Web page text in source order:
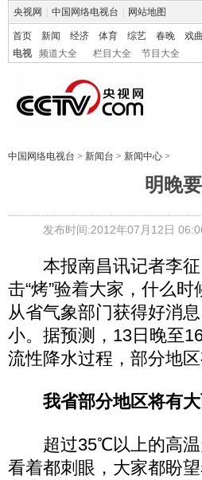
央视网 中国网络电视台 网站地图
首页 新闻 经济 体育 综艺 春晚 戏曲
电视
频道大全 栏目大全 节目大全
中国网络电视台 > 新闻台 > 新闻中心 >
明晚
发布时间:2012年07月12日
本报南昌讯记者李征
击“烤”验着大家，什么
从省气象部门获得好消
小。据预测，13日晚至
流性降水过程，部分地区
我省部分地区将有
超过35℃以上的高温
看着都刺眼，大家都盼